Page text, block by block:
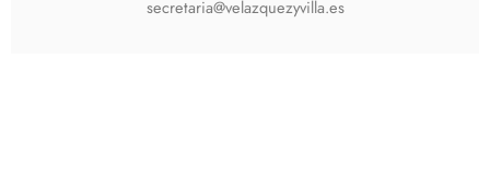
secretaria@velazquezyvilla.es